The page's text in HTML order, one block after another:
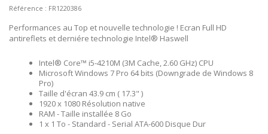
Référence : FR1220386
Performances au Top et nouvelle technologie ! Ecran Full HD
antireflets et derniére technologie Intel® Haswell
Intel® Core™ i5-4210M (3M Cache, 2.60 GHz) CPU
Microsoft Windows 7 Pro 64 bits (Downgrade de Windows 8
Pro)
Taille d'écran 43.9 cm ( 17.3" )
1920 x 1080 Résolution native
RAM - Taille installée 8 Go
1 x 1 To - Standard - Serial ATA-600 Disque Dur